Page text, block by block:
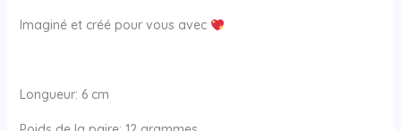
Imaginé et créé pour vous avec
Longueur: 6 cm